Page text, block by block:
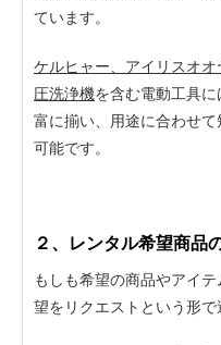
ています。
ケルヒャー、アイリスオ
圧洗浄機を含む電動工具
富に揃い、用途に合わせ
可能です。
２、レンタル希望商品
もしも希望の商品やアイ
望をリクエストという形で